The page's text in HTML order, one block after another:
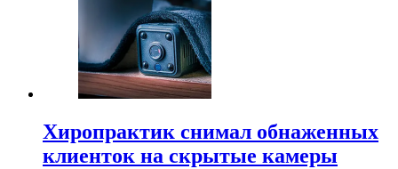
Хиропрактик снимал обнаженных
клиенток на скрытые камеры